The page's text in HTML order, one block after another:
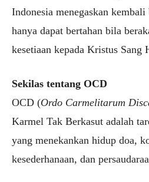
Indonesia menegaskan
hanya dapat bertahan bila
kesetiaan kepada Kristus Sang
Sekilas tentang OCD
OCD (Ordo Carmelitarum
Karmel Tak Berkasut adalah
yang menekankan hidup doa,
kesederhanaan, dan